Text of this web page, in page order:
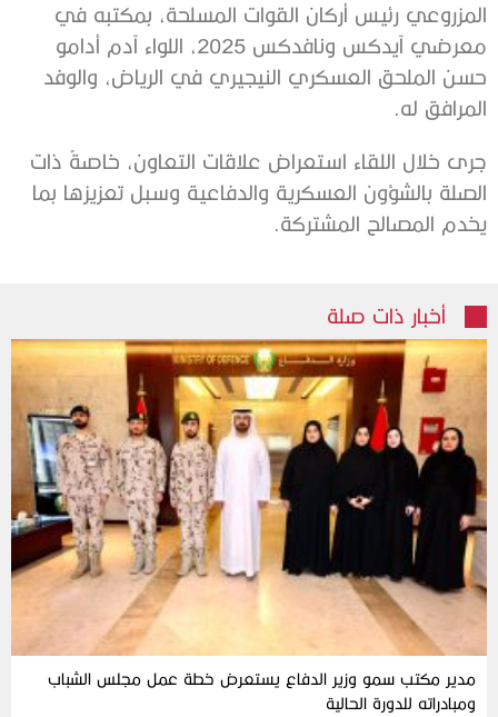
المزروعي رئيس أركان القوات المسلحة، بمكتبه في
معرضي آيدكس ونافدكس 2025، اللواء آدم أدامو
حسن الملحق العسكري النيجيري في الرياض، والوفد
المرافق له.
جرى خلال اللقاء استعراض علاقات التعاون، خاصةً ذات
الصلة بالشؤون العسكرية والدفاعية وسبل تعزيزها بما
يخدم المصالح المشتركة.
أخبار ذات صلة
مدير مكتب سمو وزير الدفاع يستعرض خطة عمل مجلس الشباب
ومبادراته للدورة الحالية